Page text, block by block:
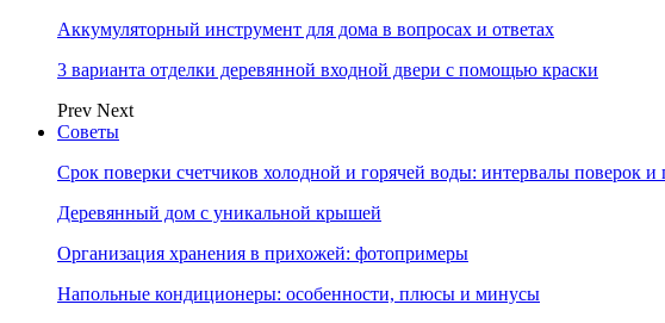
Аккумуляторный инструмент для дома в вопросах и ответах
3 варианта отделки деревянной входной двери с помощью краски
Prev Next
Советы
Срок поверки счетчиков холодной и горячей воды: интервалы поверок
Деревянный дом с уникальной крышей
Организация хранения в прихожей: фотопримеры
Напольные кондиционеры: особенности, плюсы и минусы